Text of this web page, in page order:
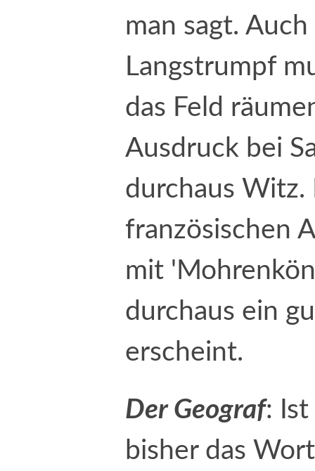
man sagt.
Langstrumpf
das Feld
Ausdruck bei
durchaus Witz.
französischen
mit
durchaus ein
erscheint.
Der Geograf:
bisher das